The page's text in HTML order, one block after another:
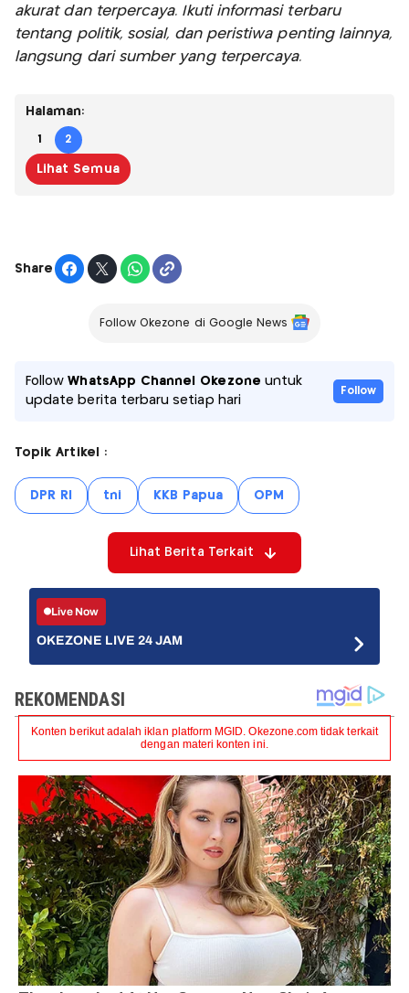
akurat dan terpercaya. Ikuti informasi terbaru
tentang politik, sosial, dan peristiwa penting lainnya,
langsung dari sumber yang terpercaya.
Halaman:
1 2
Lihat Semua
Share
Follow Okezone di Google News
FollowWhatsApp Channel Okezone untuk
update berita terbaru setiap hari
Follow
Topik Artikel :
DPR RI tni KKB Papua OPM
Lihat Berita Terkait
Live Now
OKEZONE LIVE 24 JAM